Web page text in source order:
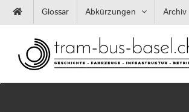
Zum
Inhalt
Glossar Abkürzungen Archiv